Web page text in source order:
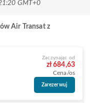
GMT+0
Air Transat z
Zaczynając od
zł 684,63
Cena/os
Zarezerwuj